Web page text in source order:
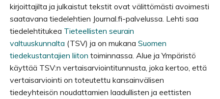
kirjoittajilta ja julkaistut tekstit ovat välittömästi avoimesti
saatavana tiedelehtien Journal.fi-palvelussa. Lehti saa
tiedelehtitukea Tieteellisten seurain
valtuuskunnalta (TSV) ja on mukana Suomen
tiedekustantajien liiton toiminnassa. Alue ja Ympäristö
käyttää TSV:n vertaisarviointitunnusta, joka kertoo, että
vertaisarviointi on toteutettu kansainvälisen
tiedeyhteisön noudattamien laadullisten ja eettisten